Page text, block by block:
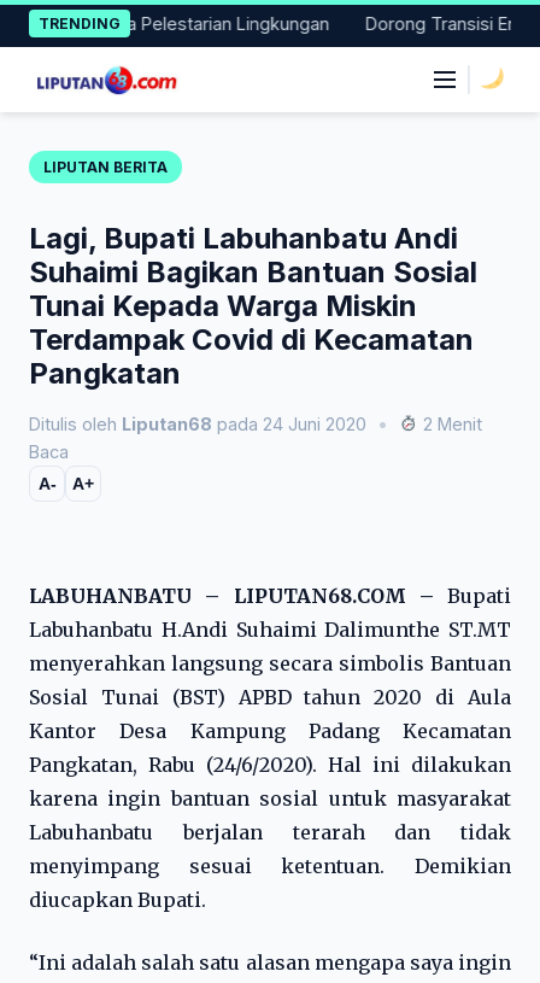
Skip
to
content
TRENDING
Nyata Pelestarian Lingkungan Dorong Transisi Energi di
LIPUTAN BERITA
Lagi, Bupati Labuhanbatu Andi
Suhaimi Bagikan Bantuan Sosial
Tunai Kepada Warga Miskin
Terdampak Covid di Kecamatan
Pangkatan
Ditulis oleh Liputan68 pada 24 Juni 2020 •
2 Menit
Baca
A- A+
LABUHANBATU – LIPUTAN68.COM – Bupati
Labuhanbatu H.Andi Suhaimi Dalimunthe ST.MT
menyerahkan langsung secara simbolis Bantuan
Sosial Tunai (BST) APBD tahun 2020 di Aula
Kantor Desa Kampung Padang Kecamatan
Pangkatan, Rabu (24/6/2020). Hal ini dilakukan
karena ingin bantuan sosial untuk masyarakat
Labuhanbatu berjalan terarah dan tidak
menyimpang sesuai ketentuan. Demikian
diucapkan Bupati.
“Ini adalah salah satu alasan mengapa saya ingin